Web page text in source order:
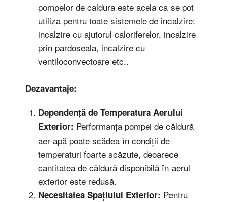
pompelor de caldura este acela ca se pot
utiliza pentru toate sistemele de incalzire:
incalzire cu ajutorul caloriferelor, incalzire
prin pardoseala, incalzire cu
ventiloconvectoare etc..
Dezavantaje:
Dependență de Temperatura Aerului
Exterior: Performanța pompei de căldură
aer-apă poate scădea în condiții de
temperaturi foarte scăzute, deoarece
cantitatea de căldură disponibilă în aerul
exterior este redusă.
Necesitatea Spațiului Exterior: Pentru